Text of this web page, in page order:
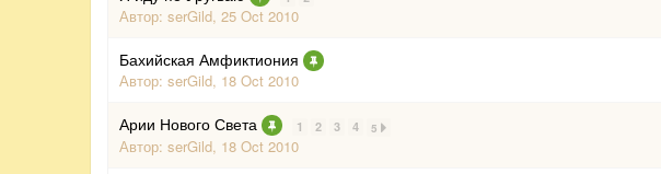
Автор:serGild,25 Oct 2010
Бахийская Амфиктиония
Автор:serGild, 18 Oct 2010
Арии Нового Света 1 2 3 4 5
Автор:serGild, 18 Oct 2010